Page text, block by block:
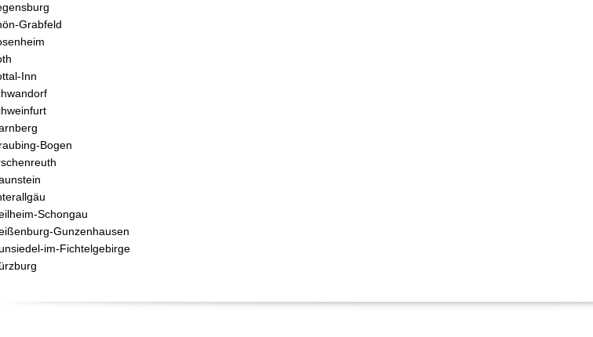
Grabfeld
Inn
Bogen
Schongau
Gunzenhausen
im-Fichtelgebirge